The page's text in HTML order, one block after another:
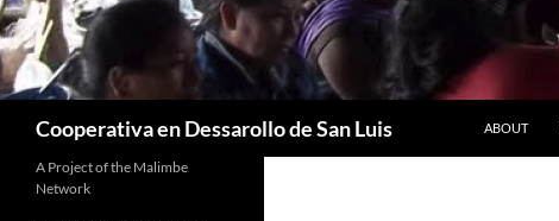
Cooperativa en Dessarollo de San Luis ABOUT
A Project of the Malimbe
Network